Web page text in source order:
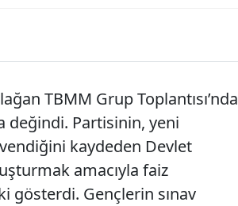
TBMM Grup Toplantısı’nda
değindi. Partisinin, yeni
kaydeden Devlet
amacıyla faiz
gösterdi. Gençlerin sınav